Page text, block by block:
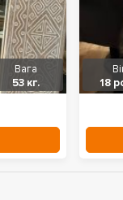
Вага
53 кг.
18